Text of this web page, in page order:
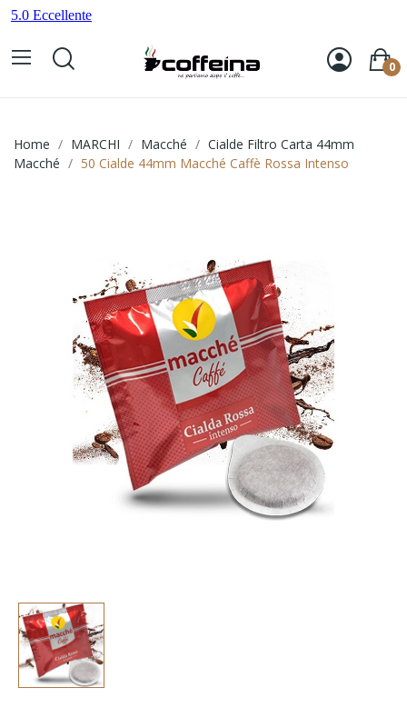
0
Home MARCHI Macché
Cialde Filtro Carta 44mm
Macché
50 Cialde 44mm Macché Caffè Rossa Intenso